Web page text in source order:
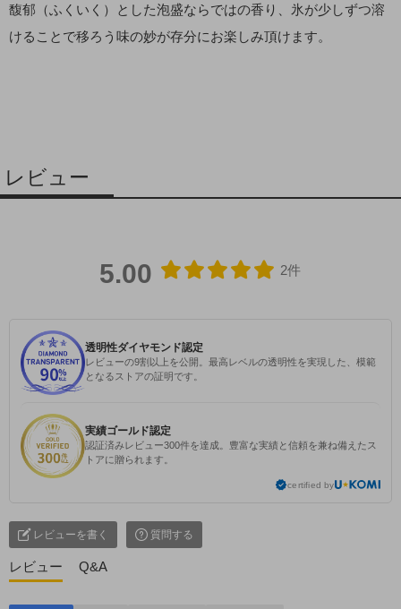
馥郁（ふくいく）とした泡盛ならではの香り、氷が少しずつ溶
けることで移ろう味の妙が存分にお楽しみ頂けます。
レビュー
5.00 2件
透明性ダイヤモンド認定
レビューの9割以上を公開。最高レベルの透明性を実現した、模範
となるストアの証明です。
実績ゴールド認定
認証済みレビュー300件を達成。豊富な実績と信頼を兼ね備えたス
トアに贈られます。
certified by
レビューを書く 質問する
レビュー Q&A